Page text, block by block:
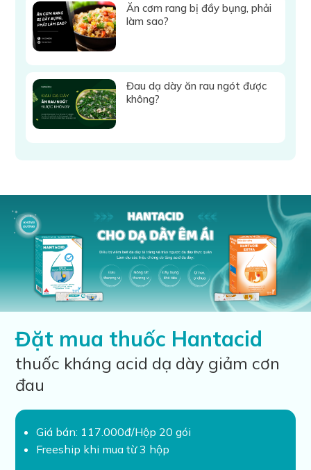
Ăn cơm rang bị đầy bụng, phải
làm sao?
Đau dạ dày ăn rau ngót được
không?
Đặt mua thuốc Hantacid
thuốc kháng acid dạ dày giảm cơn
đau
Giá bán: 117.000đ/Hộp 20 gói
Freeship khi mua từ 3 hộp